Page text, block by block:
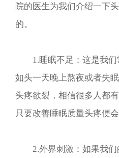
院的医生为我们介绍一下
的。
1.睡眠不足：这是我们
如头一天晚上熬夜或者失
头疼欲裂，相信很多人都
只要改善睡眠质量头疼便会
2.外界刺激：如果我们